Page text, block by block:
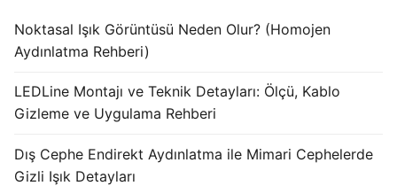
Alüminyum LED Profilleri
Işık Kontrol Sistemleri
Noktasal Işık Görüntüsü Neden Olur? (Homojen
Aydınlatma Rehberi)
LEDLine Montajı ve Teknik Detayları: Ölçü, Kablo
Gizleme ve Uygulama Rehberi
Dış Cephe Endirekt Aydınlatma ile Mimari Cephelerde
Gizli Işık Detayları